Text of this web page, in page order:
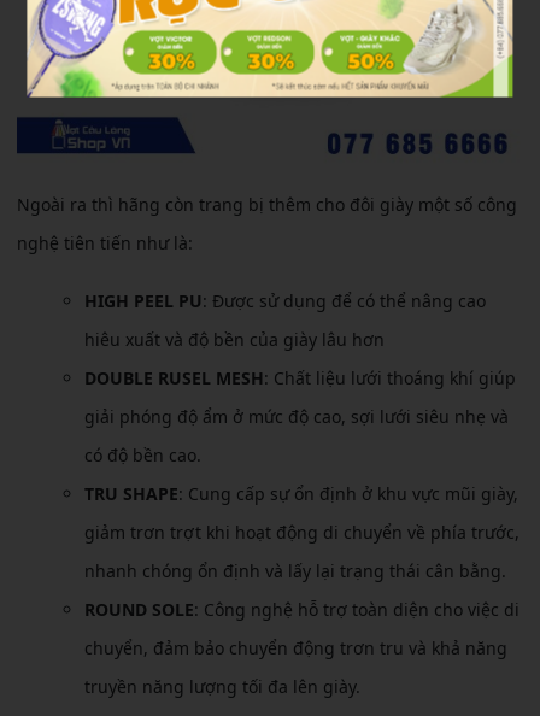
Ngoài ra thì hãng còn trang bị thêm cho đôi giày một số công
nghệ tiên tiến như là:
HIGH PEEL PU: Được sử dụng để có thể nâng cao
hiêu xuất và độ bền của giày lâu hơn
DOUBLE RUSEL MESH: Chất liệu lưới thoáng khí giúp
giải phóng độ ẩm ở mức độ cao, sợi lưới siêu nhẹ và
có độ bền cao.
TRU SHAPE: Cung cấp sự ổn định ở khu vực mũi giày,
giảm trơn trợt khi hoạt động di chuyển về phía trước,
nhanh chóng ổn định và lấy lại trạng thái cân bằng.
ROUND SOLE: Công nghệ hỗ trợ toàn diện cho việc di
chuyển, đảm bảo chuyển động trơn tru và khả năng
truyền năng lượng tối đa lên giày.